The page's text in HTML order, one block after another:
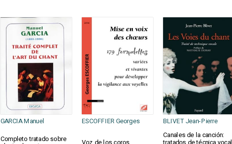
GARCIA Manuel ESCOFFIER Georges BLIVET Jean-Pierre
Completo tratado sobre Canales de la canción: